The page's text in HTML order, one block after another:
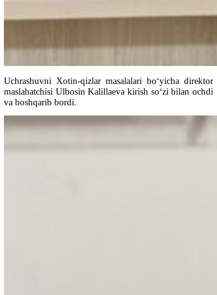
Uchrashuvni Xotin-qizlar masalalari bo‘yicha direktor
maslahatchisi Ulbosin Kalillaeva kirish so‘zi bilan ochdi
va boshqarib bordi.